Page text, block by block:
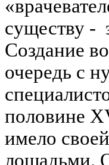
существу -
Создание
очередь с
половине
имело
лошадьми.